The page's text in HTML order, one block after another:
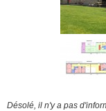
Désolé, il n'y a pas